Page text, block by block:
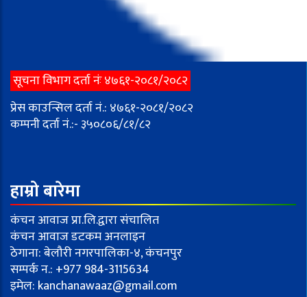
सूचना विभाग दर्ता नंः ४७६१-२०८१/२०८२
प्रेस काउन्सिल दर्ता नं.: ४७६१-२०८१/२०८२
कम्पनी दर्ता नं.:- ३५०८०६/८१/८२
हाम्रो बारेमा
कंचन आवाज प्रा.लि.द्वारा संचालित
कंचन आवाज डटकम अनलाइन
ठेगाना: बेलौरी नगरपालिका-४, कंचनपुर
सम्पर्क न.: +977 984-3115634
इमेल: kanchanawaaz@gmail.com